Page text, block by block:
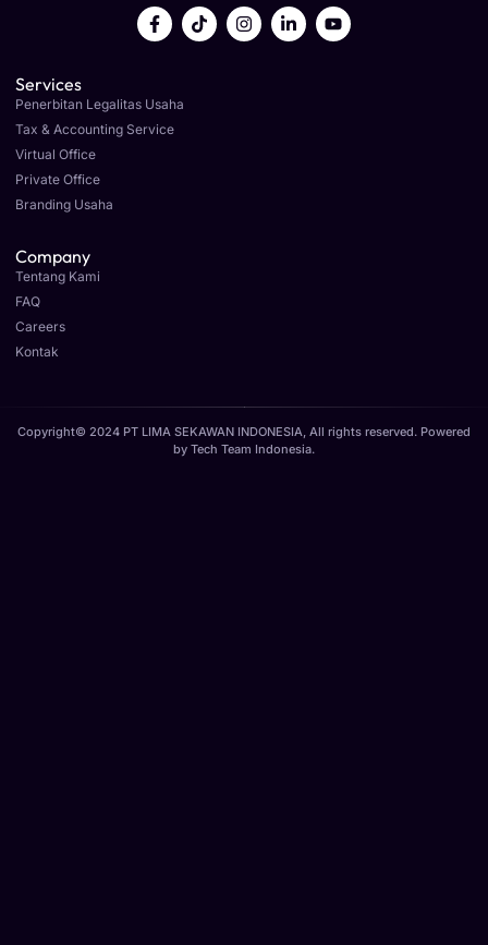
Services
Penerbitan Legalitas Usaha
Tax & Accounting Service
Virtual Office
Private Office
Branding Usaha
Company
Tentang Kami
FAQ
Careers
Kontak
Copyright© 2024 PT LIMA SEKAWAN INDONESIA, All rights reserved. Powered
by Tech Team Indonesia.